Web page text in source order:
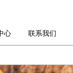
心 联系我们